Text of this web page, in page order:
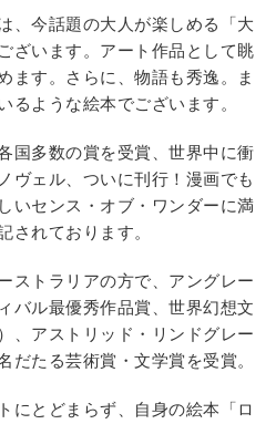
、今話題の大人が楽しめる「大
ざいます。アート作品として眺
ます。さらに、物語も秀逸。ま
るような絵本でございます。
国多数の賞を受賞、世界中に衝
ヴェル、ついに刊行！漫画でも
いセンス・オブ・ワンダーに満
されております。
ストラリアの方で、アングレー
バル最優秀作品賞、世界幻想文
、アストリッド・リンドグレー
だたる芸術賞・文学賞を受賞。
にとどまらず、自身の絵本「ロ